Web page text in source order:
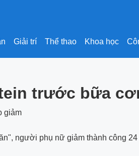
Giải trí Thể thao Khoa học
trước bữa
người phụ nữ giảm thành công